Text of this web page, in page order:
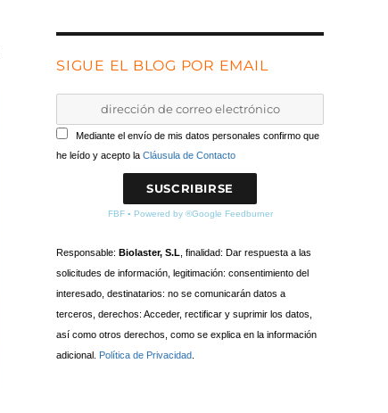
SIGUE EL BLOG POR EMAIL
Mediante el envío de mis datos personales confirmo que
he leído y acepto la Cláusula de Contacto
FBF▪ Powered by ®Google Feedburner
Responsable: Biolaster, S.L , finalidad: Dar respuesta a las
solicitudes de información, legitimación: consentimiento del
interesado, destinatarios: no se comunicarán datos a
terceros, derechos: Acceder, rectificar y suprimir los datos,
así como otros derechos, como se explica en la información
adicional.
Política de Privacidad